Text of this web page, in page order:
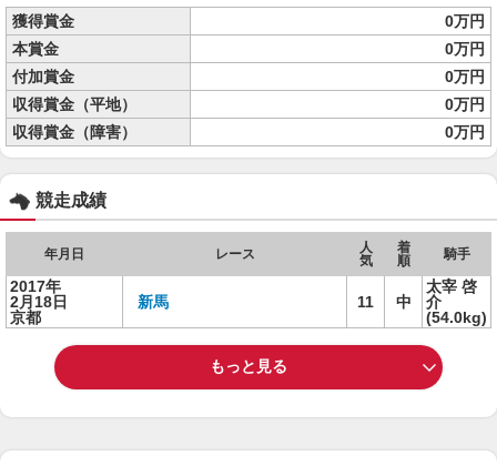
獲得賞金
0万円
本賞金
0万円
付加賞金
0万円
収得賞金（平地）
0万円
収得賞金（障害）
0万円
競走成績
年月日 レース
人
気
着
順
騎手
2017年
2月18日
京都
新馬 11 中
太宰 啓
介
(54.0kg)
もっと見る